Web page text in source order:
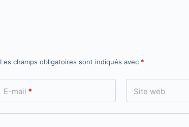
Les champs obligatoires sont indiqués avec *
E-mail * Site web